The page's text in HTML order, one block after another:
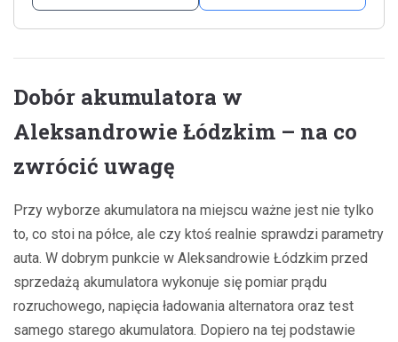
Dobór akumulatora w
Aleksandrowie Łódzkim – na co
zwrócić uwagę
Przy wyborze akumulatora na miejscu ważne jest nie tylko
to, co stoi na półce, ale czy ktoś realnie sprawdzi parametry
auta. W dobrym punkcie w Aleksandrowie Łódzkim przed
sprzedażą akumulatora wykonuje się pomiar prądu
rozruchowego, napięcia ładowania alternatora oraz test
samego starego akumulatora. Dopiero na tej podstawie